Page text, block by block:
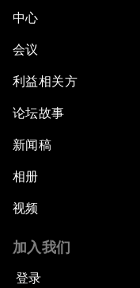
中心
会议
利益相关方
论坛故事
新闻稿
相册
视频
加入我们
登录